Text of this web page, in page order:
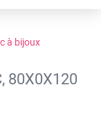
à bijoux
80X0X120